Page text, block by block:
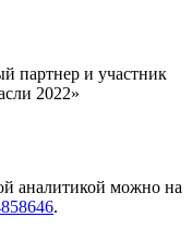
партнер и участник
2022»
аналитикой можно на
.